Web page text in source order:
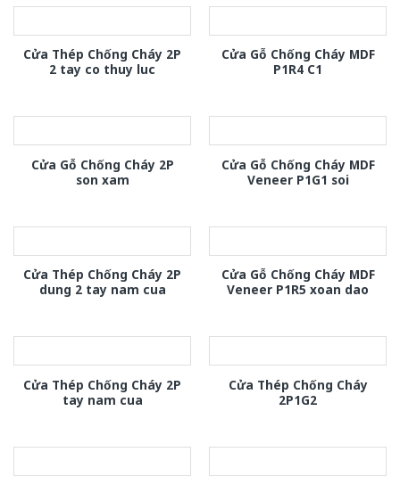
Cửa Thép Chống Cháy 2P
2 tay co thuy luc
Cửa Gỗ Chống Cháy MDF
P1R4 C1
Cửa Gỗ Chống Cháy 2P
son xam
Cửa Gỗ Chống Cháy MDF
Veneer P1G1 soi
Cửa Thép Chống Cháy 2P
dung 2 tay nam cua
Cửa Gỗ Chống Cháy MDF
Veneer P1R5 xoan dao
Cửa Thép Chống Cháy 2P
tay nam cua
Cửa Thép Chống Cháy
2P1G2